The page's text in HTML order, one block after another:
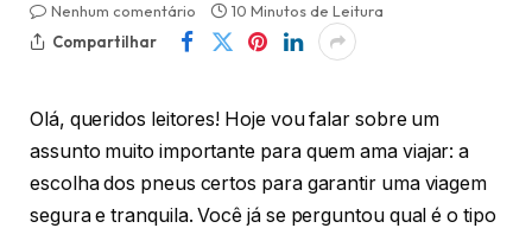
Nenhum comentário
10 Minutos de Leitura
Compartilhar
Olá, queridos leitores! Hoje vou falar sobre um
assunto muito importante para quem ama viajar: a
escolha dos pneus certos para garantir uma viagem
segura e tranquila. Você já se perguntou qual é o tipo